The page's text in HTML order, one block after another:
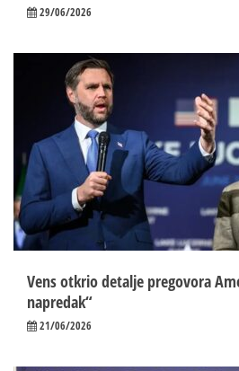
29/06/2026
Vens otkrio detalje pregovora
napredak“
21/06/2026